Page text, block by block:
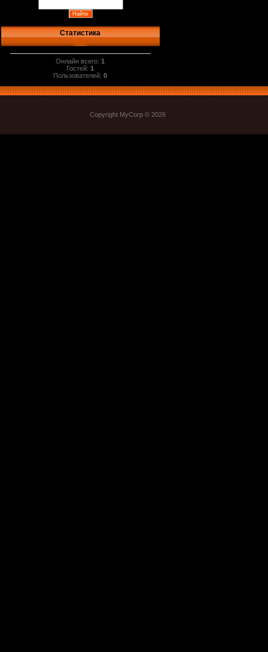
Статистика
Онлайн всего:1
Гостей:1
Пользователей:0
Copyright MyCorp © 2026